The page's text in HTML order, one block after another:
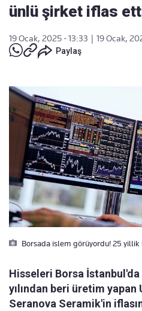
ünlü şirket iflas
19 Ocak, 2025 - 13:33
19 Ocak,
Paylaş
Borsada islem görüyordu! 25
Hisseleri Borsa
yılından beri üretim
Seranova Seramik'in